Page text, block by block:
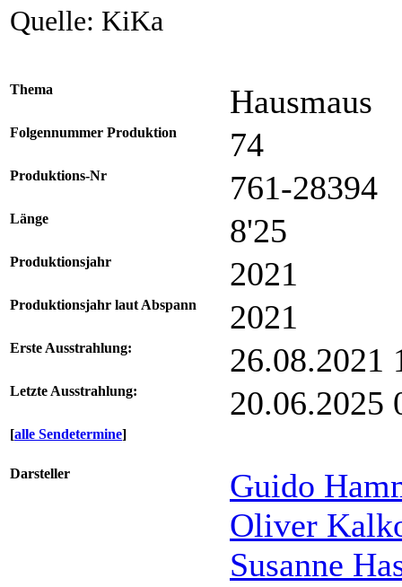
Quelle: KiKa
Thema Hausmaus
Folgennummer Produktion 74
Produktions-Nr 761-28394
Länge 8'25
Produktionsjahr 2021
Produktionsjahr laut Abspann 2021
Erste Ausstrahlung:
Letzte Ausstrahlung:
[alle Sendetermine]
Darsteller
Guido
Oliver
Susanne